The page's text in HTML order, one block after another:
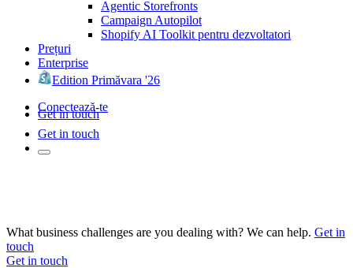
Agentic Storefronts
Campaign Autopilot
Shopify AI Toolkit pentru dezvoltatori
Prețuri
Enterprise
Edition Primăvara '26
Conectează-te
Get in touch
Get in touch
What business challenges are you dealing with? We can help. Get in
touch
Get in touch